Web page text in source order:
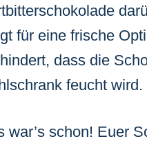
für eine frische
dass die
feucht wird.
war’s schon! Euer